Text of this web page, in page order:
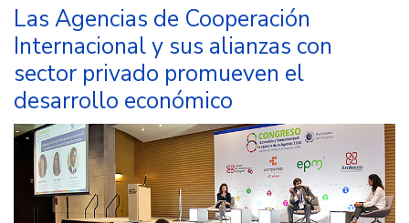
guía
para
la
implementación
de
los
ODS
Las Agencias de Cooperación
Internacional y sus alianzas con
sector privado promueven el
desarrollo económico